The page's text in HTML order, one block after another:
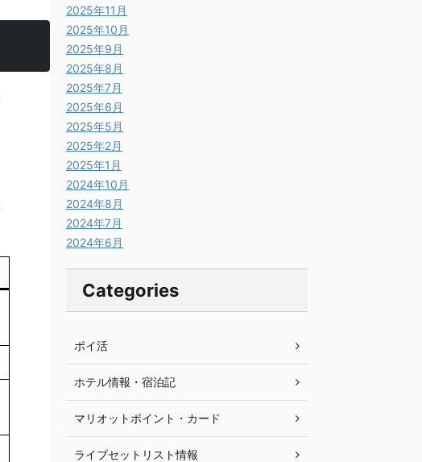
2025年11月
2025年10月
2025年9月
2025年8月
2025年7月
2025年6月
2025年5月
2025年2月
2025年1月
2024年10月
2024年8月
2024年7月
2024年6月
Categories
ポイ活
ホテル情報・宿泊記
マリオットポイント・カード
ライブセットリスト情報